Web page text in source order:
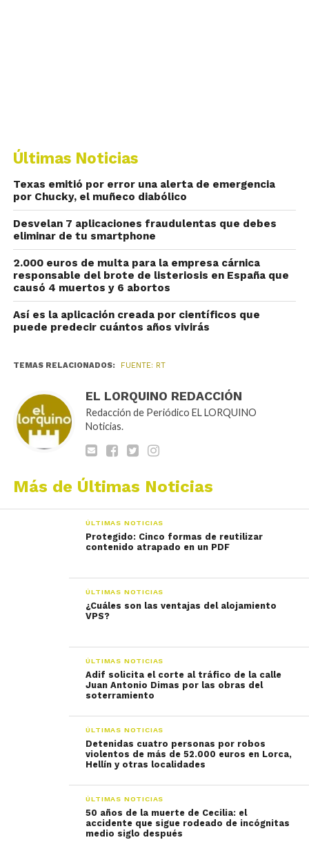
Últimas Noticias
Texas emitió por error una alerta de emergencia
por Chucky, el muñeco diabólico
Desvelan 7 aplicaciones fraudulentas que debes
eliminar de tu smartphone
2.000 euros de multa para la empresa cárnica
responsable del brote de listeriosis en España que
causó 4 muertos y 6 abortos
Así es la aplicación creada por científicos que
puede predecir cuántos años vivirás
TEMAS RELACIONADOS: FUENTE: RT
EL LORQUINO REDACCIÓN
Redacción de Periódico EL LORQUINO
Noticias.
Más de Últimas Noticias
ÚLTIMAS NOTICIAS
Protegido: Cinco formas de reutilizar
contenido atrapado en un PDF
ÚLTIMAS NOTICIAS
¿Cuáles son las ventajas del alojamiento
VPS?
ÚLTIMAS NOTICIAS
Adif solicita el corte al tráfico de la calle
Juan Antonio Dimas por las obras del
soterramiento
ÚLTIMAS NOTICIAS
Detenidas cuatro personas por robos
violentos de más de 52.000 euros en Lorca,
Hellín y otras localidades
ÚLTIMAS NOTICIAS
50 años de la muerte de Cecilia: el
accidente que sigue rodeado de incógnitas
medio siglo después